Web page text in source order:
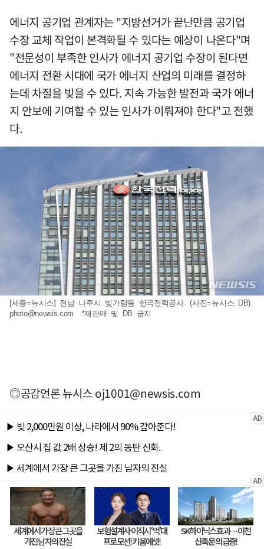
에너지 공기업 관계자는 "지방선거가 끝난만큼 공기업
수장 교체 작업이 본격화될 수 있다는 예상이 나온다"며
"전문성이 부족한 인사가 에너지 공기업 수장이 된다면
에너지 전환 시대에 국가 에너지 산업의 미래를 결정하
는데 차질을 빚을 수 있다. 지속 가능한 발전과 국가 에너
지 안보에 기여할 수 있는 인사가 이뤄져야 한다"고 전했
다.
[세종=뉴시스] 전남 나주시 빛가람동 한국전력공사. (사진=뉴시스 DB).
photo@newsis.com *재판매 및 DB 금지
◎공감언론 뉴시스oj1001@newsis.com